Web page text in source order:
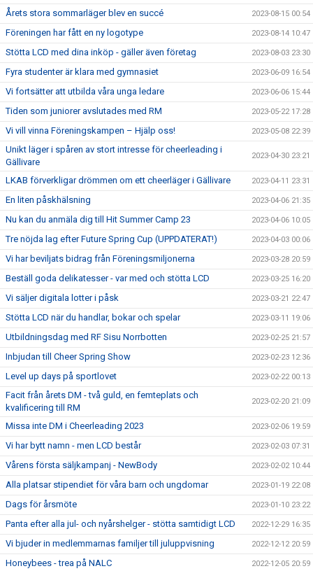
Årets stora sommarläger blev en succé 2023-08-15 00:54
Föreningen har fått en ny logotype 2023-08-14 10:47
Stötta LCD med dina inköp - gäller även företag 2023-08-03 23:30
Fyra studenter är klara med gymnasiet 2023-06-09 16:54
Vi fortsätter att utbilda våra unga ledare 2023-06-06 15:44
Tiden som juniorer avslutades med RM 2023-05-22 17:28
Vi vill vinna Föreningskampen – Hjälp oss! 2023-05-08 22:39
Unikt läger i spåren av stort intresse för cheerleading i
Gällivare
2023-04-30 23:21
LKAB förverkligar drömmen om ett cheerläger i Gällivare 2023-04-11 23:31
En liten påskhälsning 2023-04-06 21:35
Nu kan du anmäla dig till Hit Summer Camp 23 2023-04-06 10:05
Tre nöjda lag efter Future Spring Cup (UPPDATERAT!) 2023-04-03 00:06
Vi har beviljats bidrag från Föreningsmiljonerna 2023-03-28 20:59
Beställ goda delikatesser - var med och stötta LCD 2023-03-25 16:20
Vi säljer digitala lotter i påsk 2023-03-21 22:47
Stötta LCD när du handlar, bokar och spelar 2023-03-11 19:06
Utbildningsdag med RF Sisu Norrbotten 2023-02-25 21:57
Inbjudan till Cheer Spring Show 2023-02-23 12:36
Level up days på sportlovet 2023-02-22 00:13
Facit från årets DM - två guld, en femteplats och
kvalificering till RM
2023-02-20 21:09
Missa inte DM i Cheerleading 2023 2023-02-06 19:59
Vi har bytt namn - men LCD består 2023-02-03 07:31
Vårens första säljkampanj - NewBody 2023-02-02 10:44
Alla platsar stipendiet för våra barn och ungdomar 2023-01-19 22:08
Dags för årsmöte 2023-01-10 23:22
Panta efter alla jul- och nyårshelger - stötta samtidigt LCD 2022-12-29 16:35
Vi bjuder in medlemmarnas familjer till juluppvisning 2022-12-12 20:59
Honeybees - trea på NALC 2022-12-05 20:59